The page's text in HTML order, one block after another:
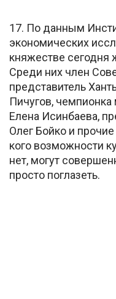
17. По данным
экономических
княжестве сегодня
Среди них член
представитель
Пичугов,
Елена Исинбаева,
Олег Бойко и
кого возможности
нет, могут
просто поглазеть.